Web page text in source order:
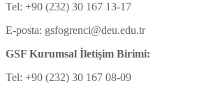
Tel: +90 (232) 30 167 13-17
E-posta: gsfogrenci@deu.edu.tr
GSF Kurumsal İletişim Birimi:
Tel: +90 (232) 30 167 08-09